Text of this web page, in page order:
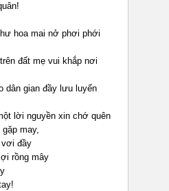
hoa mai nở phơi phới
đất mẹ vui khắp nơi
dân gian đầy lưu luyến
lời nguyền xin chớ quên
gặp may,
vơi đầy
rồng mây